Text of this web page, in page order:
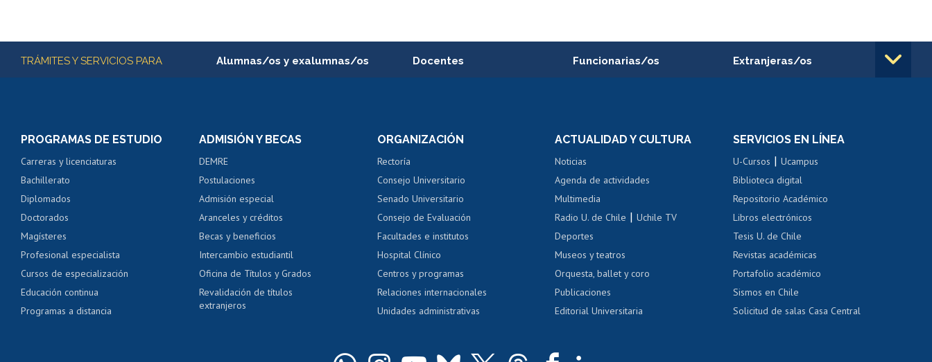
Más información
TRÁMITES Y SERVICIOS PARA Alumnas/os y exalumnas/os
Consulta y certificado de notas
Servicio médico y dental
Pago de arancel y crédito alumnos
Pago de arancel y crédito exalumnos
Certificado de títulos y grados
Docentes
Perfeccionamiento
Evaluación docente
Calificación académica
Postulación al AUCAI
Funcionarias/os
Portal de movilidad interna
Certificado de renta
Certificado de renta
Gestión de correo uchile
Extranjeras/os
Movilidad Estudiantil
Cursos de español
Acoso laboral, sexual y violencia
PROGRAMAS DE ESTUDIO
Carreras y licenciaturas
Bachillerato
Diplomados
Doctorados
Magísteres
Profesional especialista
Cursos de especialización
Educación continua
Programas a distancia
ADMISIÓN Y BECAS
DEMRE
Postulaciones
Admisión especial
Aranceles y créditos
Becas y beneficios
Intercambio estudiantil
Oficina de Títulos y Grados
Revalidación de títulos
extranjeros
ORGANIZACIÓN
Rectoría
Consejo Universitario
Senado Universitario
Consejo de Evaluación
Facultades e institutos
Hospital Clínico
Centros y programas
Relaciones internacionales
Unidades administrativas
ACTUALIDAD Y CULTURA
Noticias
Agenda de actividades
Multimedia
Radio U. de Chile |Uchile TV
Deportes
Museos y teatros
Orquesta, ballet y coro
Publicaciones
Editorial Universitaria
SERVICIOS EN LÍNEA
U-Cursos |Ucampus
Biblioteca digital
Repositorio Académico
Libros electrónicos
Tesis U. de Chile
Revistas académicas
Portafolio académico
Sismos en Chile
Solicitud de salas Casa Central